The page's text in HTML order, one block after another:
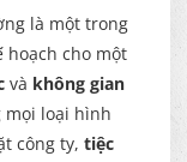
là một trong
cho một
và không gian
mọi loại hình
công ty, tiệc